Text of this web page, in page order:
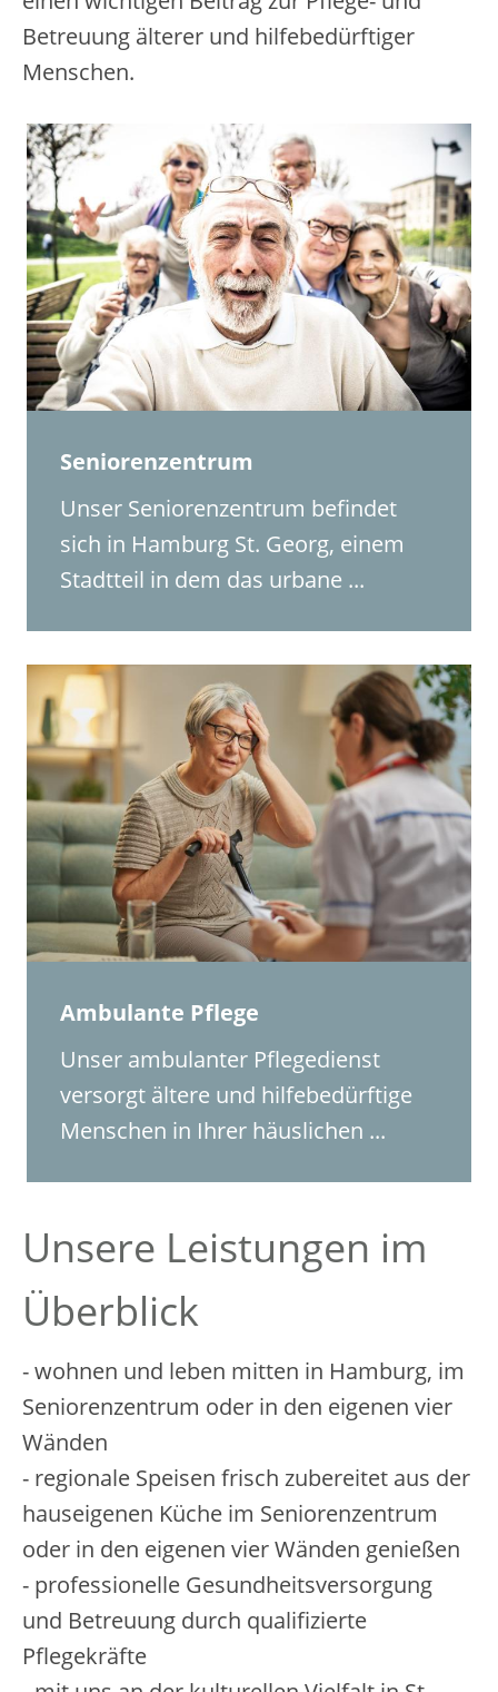
Betreuung älterer und hilfebedürftiger
Menschen.
Seniorenzentrum
Unser Seniorenzentrum befindet
sich in Hamburg St. Georg, einem
Stadtteil in dem das urbane ...
Ambulante Pflege
Unser ambulanter Pflegedienst
versorgt ältere und hilfebedürftige
Menschen in Ihrer häuslichen ...
Unsere Leistungen im
Überblick
- wohnen und leben mitten in Hamburg, im
Seniorenzentrum oder in den eigenen vier
Wänden
- regionale Speisen frisch zubereitet aus der
hauseigenen Küche im Seniorenzentrum
oder in den eigenen vier Wänden genießen
- professionelle Gesundheitsversorgung
und Betreuung durch qualifizierte
Pflegekräfte